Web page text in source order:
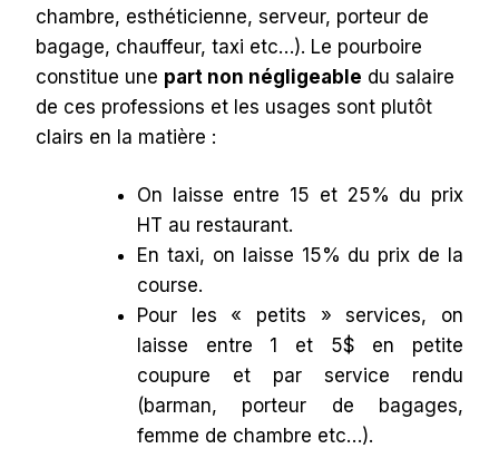
chambre, esthéticienne, serveur, porteur de
bagage, chauffeur, taxi etc…). Le pourboire
constitue une part non négligeable du salaire
de ces professions et les usages sont plutôt
clairs en la matière :
On laisse entre 15 et 25% du prix
HT au restaurant.
En taxi, on laisse 15% du prix de la
course.
Pour les « petits » services, on
laisse entre 1 et 5$ en petite
coupure et par service rendu
(barman, porteur de bagages,
femme de chambre etc…).